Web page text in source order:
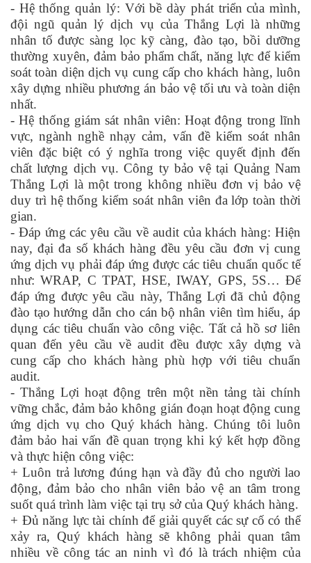
- Hệ thống quản lý: Với bề dày phát triển của mình,
đội ngũ quản lý dịch vụ của Thắng Lợi là những
nhân tố được sàng lọc kỹ càng, đào tạo, bồi dưỡng
thường xuyên, đảm bảo phẩm chất, năng lực để kiểm
soát toàn diện dịch vụ cung cấp cho khách hàng, luôn
xây dựng nhiều phương án bảo vệ tối ưu và toàn diện
nhất.
- Hệ thống giám sát nhân viên: Hoạt động trong lĩnh
vực, ngành nghề nhạy cảm, vấn đề kiểm soát nhân
viên đặc biệt có ý nghĩa trong việc quyết định đến
chất lượng dịch vụ. Công ty bảo vệ tại Quảng Nam
Thắng Lợi là một trong không nhiều đơn vị bảo vệ
duy trì hệ thống kiểm soát nhân viên đa lớp toàn thời
gian.
- Đáp ứng các yêu cầu về audit của khách hàng: Hiện
nay, đại đa số khách hàng đều yêu cầu đơn vị cung
ứng dịch vụ phải đáp ứng được các tiêu chuẩn quốc tế
như: WRAP, C TPAT, HSE, IWAY, GPS, 5S… Để
đáp ứng được yêu cầu này, Thắng Lợi đã chủ động
đào tạo hướng dẫn cho cán bộ nhân viên tìm hiểu, áp
dụng các tiêu chuẩn vào công việc. Tất cả hồ sơ liên
quan đến yêu cầu về audit đều được xây dựng và
cung cấp cho khách hàng phù hợp với tiêu chuẩn
audit.
- Thắng Lợi hoạt động trên một nền tảng tài chính
vững chắc, đảm bảo không gián đoạn hoạt động cung
ứng dịch vụ cho Quý khách hàng. Chúng tôi luôn
đảm bảo hai vấn đề quan trọng khi ký kết hợp đồng
và thực hiện công việc:
+ Luôn trả lương đúng hạn và đầy đủ cho người lao
động, đảm bảo cho nhân viên bảo vệ an tâm trong
suốt quá trình làm việc tại trụ sở của Quý khách hàng.
+ Đủ năng lực tài chính để giải quyết các sự cố có thể
xảy ra, Quý khách hàng sẽ không phải quan tâm
nhiều về công tác an ninh vì đó là trách nhiệm của